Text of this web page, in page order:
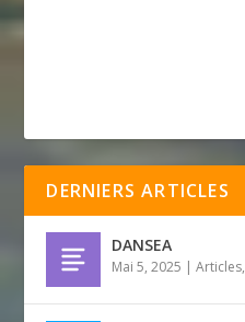
DERNIERS ARTICLES
DANSEA
Mai 5, 2025 |Articles,